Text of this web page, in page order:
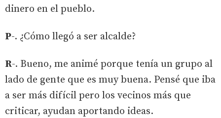
dinero en el pueblo.
P-. ¿Cómo llegó a ser alcalde?
R-. Bueno, me animé porque tenía un grupo al
lado de gente que es muy buena. Pensé que iba
a ser más difícil pero los vecinos más que
criticar, ayudan aportando ideas.